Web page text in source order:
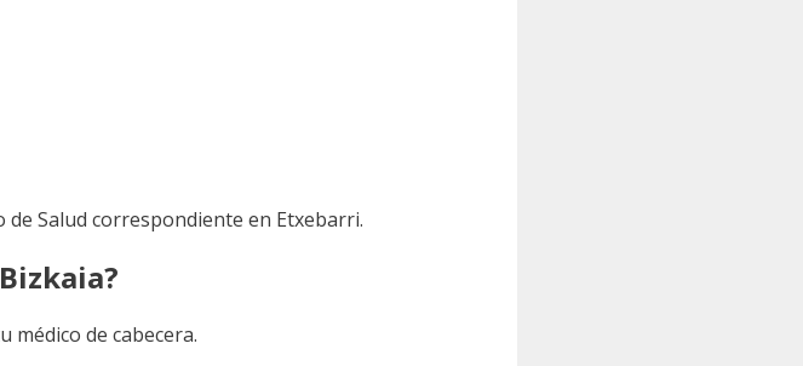
Salud correspondiente en Etxebarri.
médico de cabecera.